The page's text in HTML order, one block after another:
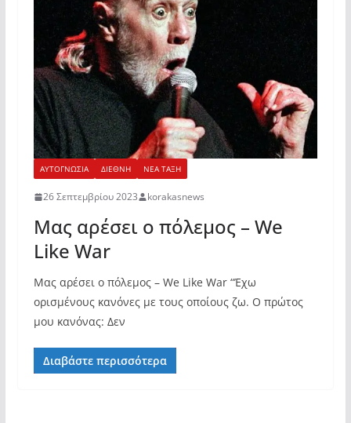
ΑΥΤΟΓΝΩΣΙΑ ΔΙΕΘΝΗ ΝΕΑ ΤΑΞΗ
26 Σεπτεμβρίου 2023 korakasnews
Μας αρέσει ο πόλεμος – We
Like War
Μας αρέσει ο πόλεμος – We Like War “Έχω
ορισμένους κανόνες με τους οποίους ζω. Ο πρώτος
μου κανόνας: Δεν
Διαβάστε περισσότερα